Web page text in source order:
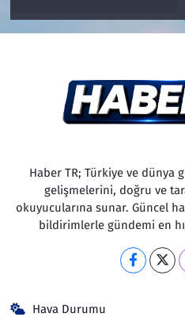
Haber TR; Türkiye ve dünya
gelişmelerini, doğru ve
okuyucularına sunar. Güncel
bildirimlerle gündemi en
Hava Durumu